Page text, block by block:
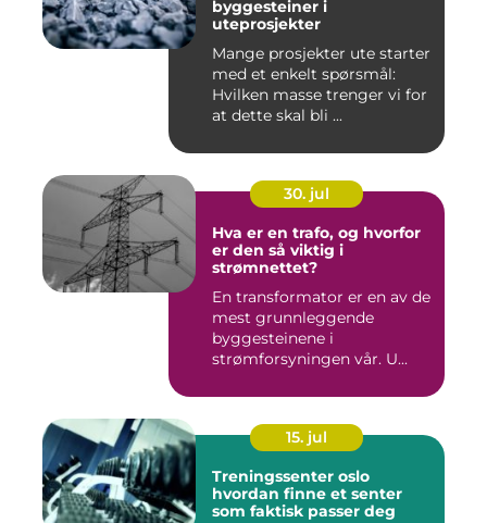
byggesteiner i
uteprosjekter
Mange prosjekter ute starter
med et enkelt spørsmål:
Hvilken masse trenger vi for
at dette skal bli ...
30. jul
Hva er en trafo, og hvorfor
er den så viktig i
strømnettet?
En transformator er en av de
mest grunnleggende
byggesteinene i
strømforsyningen vår. U...
15. jul
Treningssenter oslo
hvordan finne et senter
som faktisk passer deg